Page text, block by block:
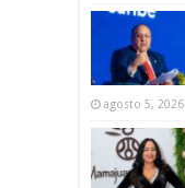
agosto 5, 2026